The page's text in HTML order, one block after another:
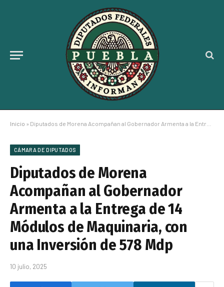
Inicio » Diputados de Morena Acompañan al Gobernador Armenta a la Entrega de 14 Módulos de Maquinaria, con una Inversión de 578 Mdp
CÁMARA DE DIPUTADOS
Diputados de Morena
Acompañan al Gobernador
Armenta a la Entrega de 14
Módulos de Maquinaria, con
una Inversión de 578 Mdp
10 julio, 2025